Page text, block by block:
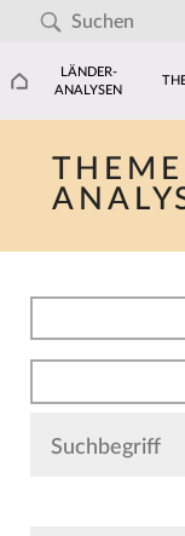
LÄNDER-
ANALYSEN